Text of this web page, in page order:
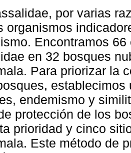
por varias
organismos
Encontramos
en 32 bosques
Para priorizar la
endemismo y
protección de los
prioridad y cinco
Este método de